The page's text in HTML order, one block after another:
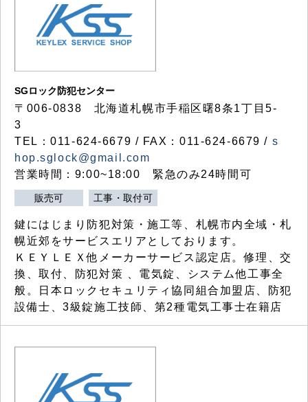
SGロック防犯センター
〒006-0838 北海道札幌市手稲区曙8条1丁目5-
3
TEL：011-624-6679 / FAX：011-624-6679 / s
hop.sglock@gmail.com
営業時間：9:00~18:00 緊急のみ24時間可
販売可 工事・取付可
鍵にはじまり防犯対策・施工等、札幌市内全域・札
幌近郊をサービスエリアとしております。
ＫＥＹＬＥＸ他メーカーサービス認定店。修理、交
換、取付、防犯対策 、電気錠、システム他工事全
般。日本ロックセキュリティ協同組合加盟店、防犯
設備士、3級錠施工技師、第2種電気工事士在籍店